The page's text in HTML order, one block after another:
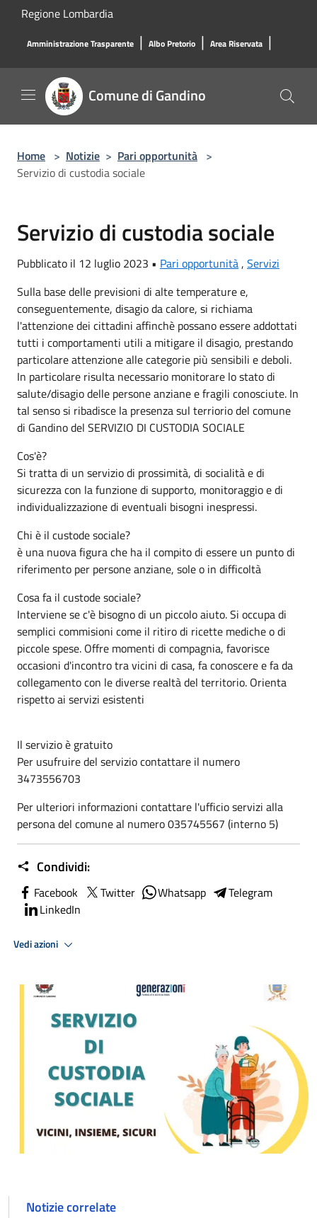
Salta al contenuto principale
Regione Lombardia
Amministrazione Trasparente | Albo Pretorio | Area Riservata |
Comune di Gandino
Home > Notizie > Pari opportunità >
Servizio di custodia sociale
Servizio di custodia sociale
Pubblicato il 12 luglio 2023 • Pari opportunità, Servizi
Sulla base delle previsioni di alte temperature e,
conseguentemente, disagio da calore, si richiama
l'attenzione dei cittadini affinchè possano essere addottati
tutti i comportamenti utili a mitigare il disagio, prestando
particolare attenzione alle categorie più sensibili e deboli.
In particolare risulta necessario monitorare lo stato di
salute/disagio delle persone anziane e fragili conosciute. In
tal senso si ribadisce la presenza sul terriorio del comune
di Gandino del SERVIZIO DI CUSTODIA SOCIALE
Cos'è?
Si tratta di un servizio di prossimità, di socialità e di
sicurezza con la funzione di supporto, monitoraggio e di
individualizzazione di eventuali bisogni inespressi.
Chi è il custode sociale?
è una nuova figura che ha il compito di essere un punto di
riferimento per persone anziane, sole o in difficoltà
Cosa fa il custode sociale?
Interviene se c'è bisogno di un piccolo aiuto. Si occupa di
semplici commisioni come il ritiro di ricette mediche o di
piccole spese. Offre momenti di compagnia, favorisce
occasioni d'incontro tra vicini di casa, fa conoscere e fa da
collegamento con le diverse realtà del territorio. Orienta
rispetto ai servizi esistenti
Il servizio è gratuito
Per usufruire del servizio contattare il numero
3473556703
Per ulteriori informazioni contattare l'ufficio servizi alla
persona del comune al numero 035745567 (interno 5)
Condividi:
Facebook Twitter Whatsapp
Telegram
LinkedIn
Vedi azioni
Notizie correlate